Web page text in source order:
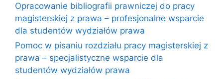
Opracowanie bibliografii prawniczej do pracy
magisterskiej z prawa – profesjonalne wsparcie
dla studentów wydziałów prawa
Pomoc w pisaniu rozdziału pracy magisterskiej z
prawa – specjalistyczne wsparcie dla
studentów wydziałów prawa